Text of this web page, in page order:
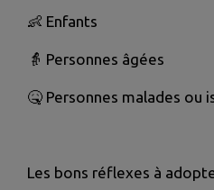
👶 Enfants
👵 Personnes âgées
🤒 Personnes malades ou
Les bons réflexes à